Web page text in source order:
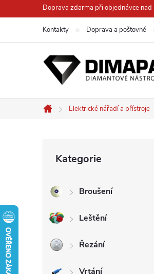
na
Doprava zdarma při objednávce nad
Kontakty Doprava a poštovné
Domů
Elektrické nářadí a přístroje
s
kategorie
Kategorie
Broušení
Leštění
Řezání
Vrtání